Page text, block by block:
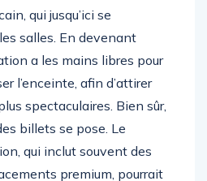
première en France
qui jusqu’ici se
salles. En devenant
a les mains libres pour
l’enceinte, afin d’attirer
spectaculaires. Bien sûr,
billets se pose. Le
qui inclut souvent des